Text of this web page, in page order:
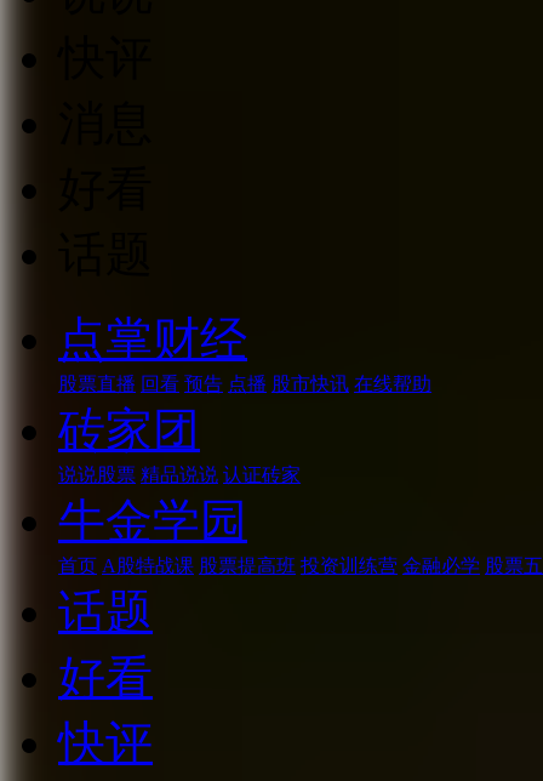
点掌财经
股票直播 回看 预告 点播 股市快讯 在线帮助
砖家团
说说股票 精品说说 认证砖家
牛金学园
首页 A股特战课 股票提高班 投资训练营 金融必学 股票
话题
好看
快评